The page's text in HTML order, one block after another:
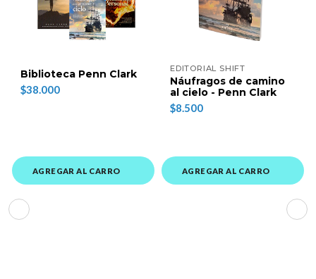
Biblioteca Penn Clark
$38.000
AGREGAR AL CARRO
EDITORIAL SHIFT
Náufragos de camino
al cielo - Penn Clark
$8.500
AGREGAR AL CARRO